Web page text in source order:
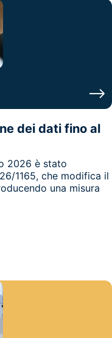
dei dati fino al
2026 è stato
1165, che modifica il
una misura